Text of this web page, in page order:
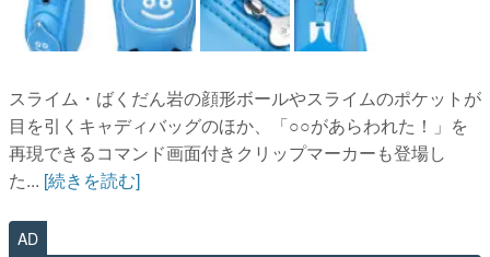
スライム・ばくだん岩の顔形ボールやスライムのポケットが
目を引くキャディバッグのほか、「○○があらわれた！」を
再現できるコマンド画面付きクリップマーカーも登場し
た... [続きを読む]
AD